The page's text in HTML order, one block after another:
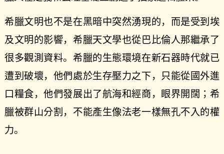
希臘文明也不是在黑暗中突然湧現的，而是受到埃
及文明的影響，希臘天文學也從巴比倫人那繼承了
很多觀測資料。希臘的生態環境在新石器時代就已
遭到破壞，他們處於生存壓力之下，只能從國外進
口糧食，他們發展出了航海和經商，眼界開闊；希
臘被群山分割，不能產生像法老一樣無孔不入的權
力。